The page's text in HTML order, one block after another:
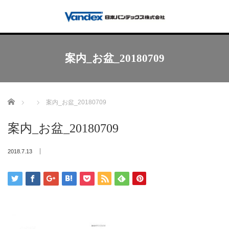
案内_お盆_20180709
Home 案内_お盆_20180709
案内_お盆_20180709
2018.7.13